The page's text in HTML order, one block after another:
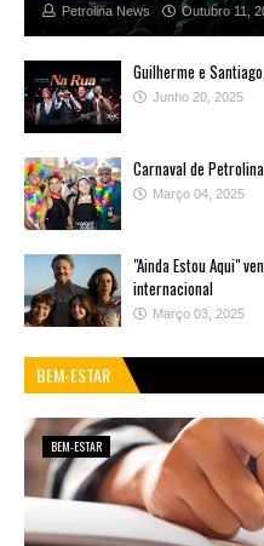
Petrolina News Outubro 11,
Guilherme e
Junho 20, 2025
Carnaval de
Março 04, 2025
"Ainda Estou Aqui"
internacional
Março 03, 2025
BEM-ESTAR
BEM-ESTAR